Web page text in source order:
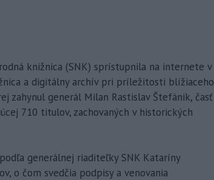
knižnica (SNK) sprístupnila na internete v
a digitálny archív pri príležitosti blížiaceho
zahynul generál Milan Rastislav Štefánik, časť
710 titulov, zachovaných v historických
generálnej riaditeľky SNK Kataríny
o čom svedčia podpisy a venovania